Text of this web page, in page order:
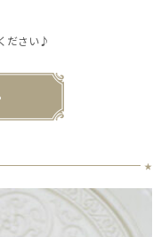
ださい♪